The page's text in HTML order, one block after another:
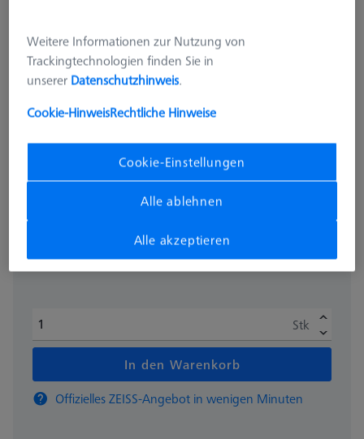
TRAYBAY STORAGE BOX
Aufbewahrungsbox für KMG
283,60 € zzgl. USt.
Verfügbar
Stk
In den Warenkorb
Offizielles ZEISS-Angebot in wenigen Minuten
Weitere Informationen zur Nutzung von
Trackingtechnologien finden Sie in
unserer Datenschutzhinweis.
Cookie-HinweisRechtliche Hinweise
Cookie-Einstellungen
Alle ablehnen
Alle akzeptieren